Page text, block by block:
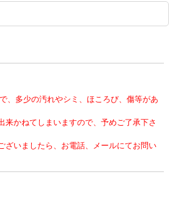
、多少の汚れやシミ、ほころび、傷等があ
来かねてしまいますので、予めご了承下さ
ざいましたら、お電話、メールにてお問い